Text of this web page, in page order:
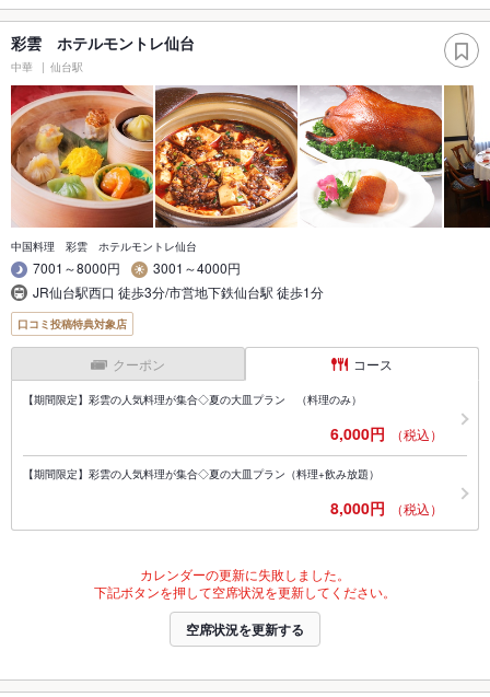
彩雲 ホテルモントレ仙台
中華 仙台駅
中国料理 彩雲 ホテルモントレ仙台
7001～8000円
3001～4000円
JR仙台駅西口 徒歩3分/市営地下鉄仙台駅 徒歩1分
口コミ投稿特典対象店
クーポン コース
【期間限定】彩雲の人気料理が集合◇夏の大皿プラン （料理のみ）
6,000円 （税込）
【期間限定】彩雲の人気料理が集合◇夏の大皿プラン（料理+飲み放題）
8,000円 （税込）
カレンダーの更新に失敗しました。
下記ボタンを押して空席状況を更新してください。
空席状況を更新する